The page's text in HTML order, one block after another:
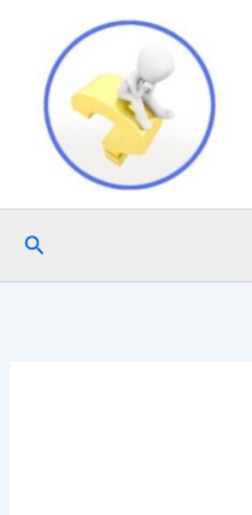
contenido
Buscar